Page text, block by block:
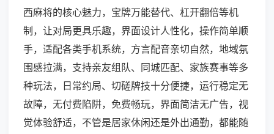
西麻将的核心魅力，宝牌万能替代、杠开翻倍等机
制，让对局更具乐趣，界面设计人性化，操作简单顺
手，适配各类手机系统，方言配音亲切自然，地域氛
围感拉满，支持亲友组队、同城匹配、家族赛事等多
种玩法，日常约局、切磋牌技十分便捷，运行稳定无
故障，无付费陷阱，免费畅玩，界面简洁无广告，视
觉体验舒适，不管是居家休闲还是外出通勤，都能随